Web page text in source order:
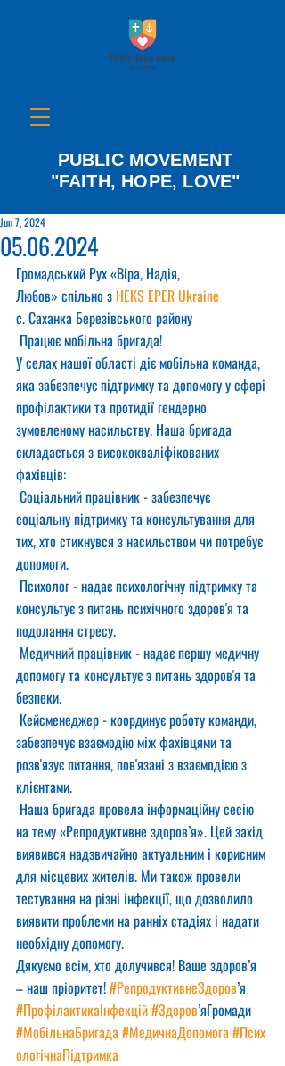
PUBLIC MOVEMENT
"FAITH, HOPE, LOVE"
05.06.2024
Jun 7, 2024
Громадський Рух «Віра, Надія,
Любов» спільно з HEKS EPER Ukraine
с. Саханка Березівського району
Працює мобільна бригада!
У селах нашої області діє мобільна команда,
яка забезпечує підтримку та допомогу у сфері
профілактики та протидії гендерно
зумовленому насильству. Наша бригада
складається з висококваліфікованих
фахівців:
Соціальний працівник - забезпечує
соціальну підтримку та консультування для
тих, хто стикнувся з насильством чи потребує
допомоги.
Психолог - надає психологічну підтримку та
консультує з питань психічного здоров'я та
подолання стресу.
Медичний працівник - надає першу медичну
допомогу та консультує з питань здоров'я та
безпеки.
Кейсменеджер - координує роботу команди,
забезпечує взаємодію між фахівцями та
розв'язує питання, пов'язані з взаємодією з
клієнтами.
Наша бригада провела інформаційну сесію
на тему «Репродуктивне здоров’я». Цей захід
виявився надзвичайно актуальним і корисним
для місцевих жителів. Ми також провели
тестування на різні інфекції, що дозволило
виявити проблеми на ранніх стадіях і надати
необхідну допомогу.
Дякуємо всім, хто долучився! Ваше здоров’я
– наш пріоритет! #РепродуктивнеЗдоров’я
#ПрофілактикаІнфекцій#Здоров’яГромади
#МобільнаБригада#МедичнаДопомога#Псих
ологічнаПідтримка